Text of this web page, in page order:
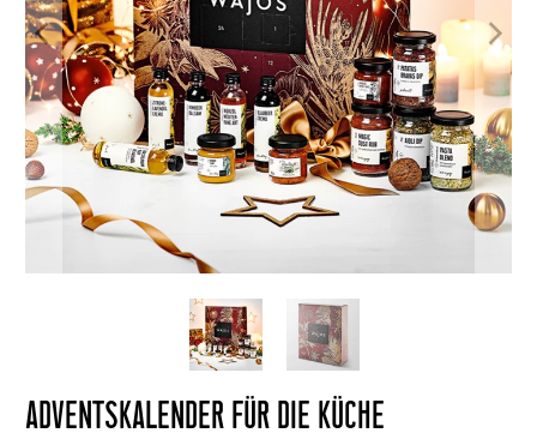
ADVENTSKALENDER FÜR DIE KÜCHE